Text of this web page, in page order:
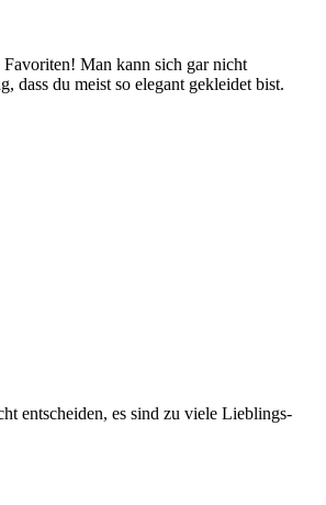
Favoriten! Man kann sich gar nicht
dass du meist so elegant gekleidet bist.
entscheiden, es sind zu viele Lieblings-